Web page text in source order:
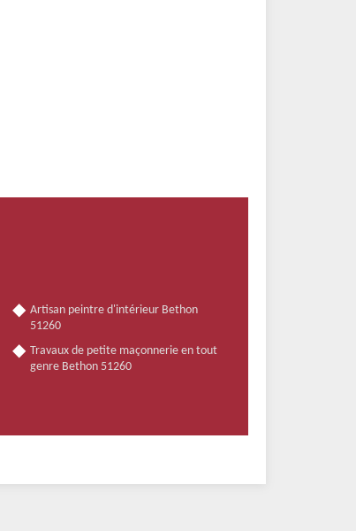
Artisan peintre d'intérieur Bethon
51260
Travaux de petite maçonnerie en tout
genre Bethon 51260